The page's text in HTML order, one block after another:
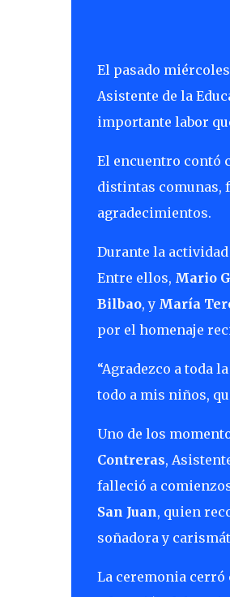
El pasado
Asistente de la
importante labor
El encuentro contó
distintas comunas,
agradecimientos.
Durante la
Entre ellos, Mario
Bilbao, y María
por el homenaje
“Agradezco a toda
todo a mis niños,
Uno de los
Contreras,
falleció a
San Juan, quien
soñadora y
La ceremonia cerró